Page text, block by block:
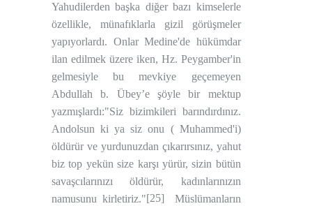
Yahudilerden başka diğer bazı kimselerle
özellikle, münafıklarla gizil görüşmeler
yapıyorlardı. Onlar Medine'de hükümdar
ilan edilmek üzere iken, Hz. Peygamber'in
gelmesiyle bu mevkiye geçemeyen
Abdullah b. Übey’e şöyle bir mektup
yazmışlardı:"Siz bizimkileri barındırdınız.
Andolsun ki ya siz onu ( Muhammed'i)
öldürür ve yurdunuzdan çıkarırsınız, yahut
biz top yekün size karşı yürür, sizin bütün
savaşcılarınızı öldürür, kadınlarınızın
namusunu kirletiriz."[25]
Müslümanların